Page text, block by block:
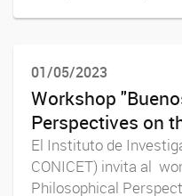
01/05/2023
Workshop
Perspectives on
El Instituto de
CONICET) invita al
Philosophical